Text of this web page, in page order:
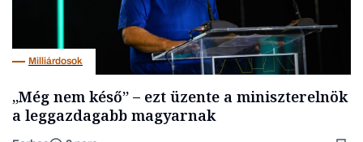
Milliárdosok
„Még nem késő” – ezt üzente a miniszterelnök
a leggazdagabb magyarnak